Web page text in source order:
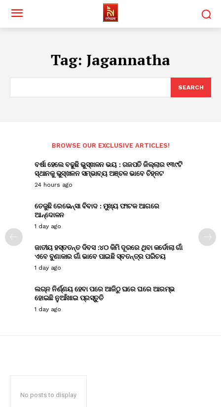
Tag: Jagannatha
SEARCH
BROWSE OUR EXCLUSIVE ARTICLES!
ବର୍ଷା ହେଲେ ବଢୁଛି ଭୁସ୍ଖଳନ ଭୟ : ଗଜପତି ଜିଲ୍ଲାର ୧୩୯ଟି
ସ୍ଥାନକୁ ଭୁସ୍ଖଳନ ସମ୍ଭାବ୍ୟ ଅଞ୍ଚଳ ଭାବେ ଚିହ୍ନଟ
24 hours ago
ତେଜୁଛି ରେଭେନ୍ସା ବିବାଦ : ମୁଖ୍ୟ ଫାଟକ ଆଗରେ
ଆନ୍ଦୋଳନ
1 day ago
ଜାତୀୟ ହସ୍ତତନ୍ତ ଦିବସ :୪୦ କିମି ଦୂରରେ ଥିବା କର୍ଡୋଲା ଗାଁ
ଏବେ ବୁଣାକାର ଗାଁ ଭାବେ ପାଇଛି ସ୍ବତନ୍ତ୍ର ପରିଚୟ
1 day ago
ଲଗ୍ନ ନିର୍ଣ୍ଣୟ ହେବା ପରେ ଆଜିଠୁ ଘରେ ଘରେ ଆରମ୍ଭ
ହୋଇଛି ନୁଆଁଖାଇ ପ୍ରସ୍ତୁତି
1 day ago
No posts to display